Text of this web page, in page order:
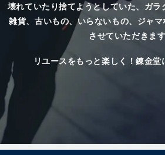
壊れていたり捨てようとしていた、 ガラ
雑貨、古いもの、いらないもの、ジャマ
させていただきます
リユースをもっと楽しく！錬金堂